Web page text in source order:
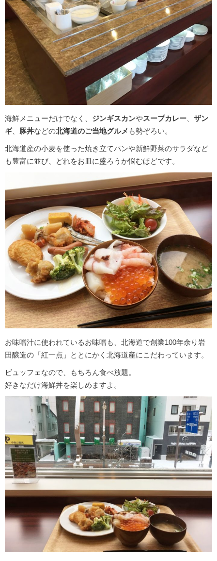
海鮮メニューだけでなく、 ジンギスカンやスープカレー、 ザン
ギ、 豚丼などの北海道のご当地グルメ も勢ぞろい。
北海道産の小麦を使った焼き立てパンや新鮮野菜のサラダなど
も豊富に並び、どれをお皿に盛ろうか悩むほどです。
お味噌汁に使われているお味噌も、北海道で創業100年余り岩
田醸造の「紅一点」ととにかく北海道産にこだわっています。
ビュッフェなので、もちろん食べ放題。
好きなだけ海鮮丼を楽しめますよ。